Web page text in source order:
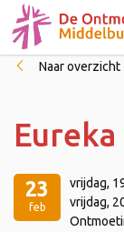
Naar overzicht
Eureka
23
feb
vrijdag,
vrijdag,